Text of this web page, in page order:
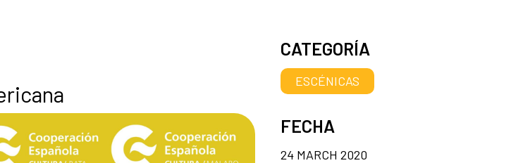
CATEGORÍA
ESCÉNICAS
FECHA
24 MARCH 2020